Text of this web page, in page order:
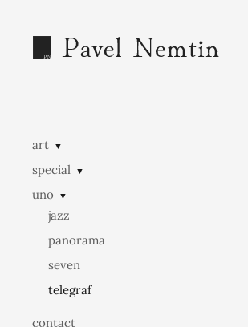
art ▼
special ▼
uno ▼
jazz
panorama
seven
telegraf
contact